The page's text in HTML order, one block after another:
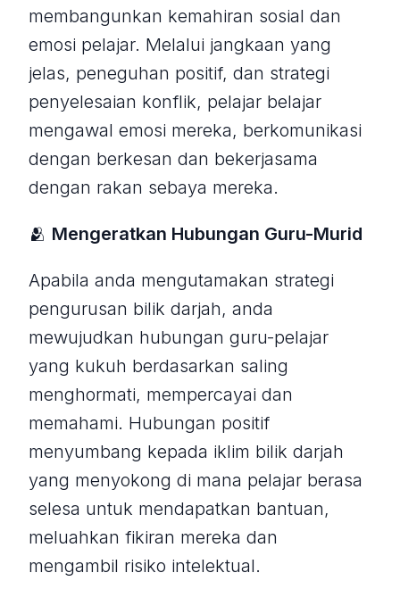
membangunkan kemahiran sosial dan
emosi pelajar. Melalui jangkaan yang
jelas, peneguhan positif, dan strategi
penyelesaian konflik, pelajar belajar
mengawal emosi mereka, berkomunikasi
dengan berkesan dan bekerjasama
dengan rakan sebaya mereka.
🫂 Mengeratkan Hubungan Guru-Murid
Apabila anda mengutamakan strategi
pengurusan bilik darjah, anda
mewujudkan hubungan guru-pelajar
yang kukuh berdasarkan saling
menghormati, mempercayai dan
memahami. Hubungan positif
menyumbang kepada iklim bilik darjah
yang menyokong di mana pelajar berasa
selesa untuk mendapatkan bantuan,
meluahkan fikiran mereka dan
mengambil risiko intelektual.